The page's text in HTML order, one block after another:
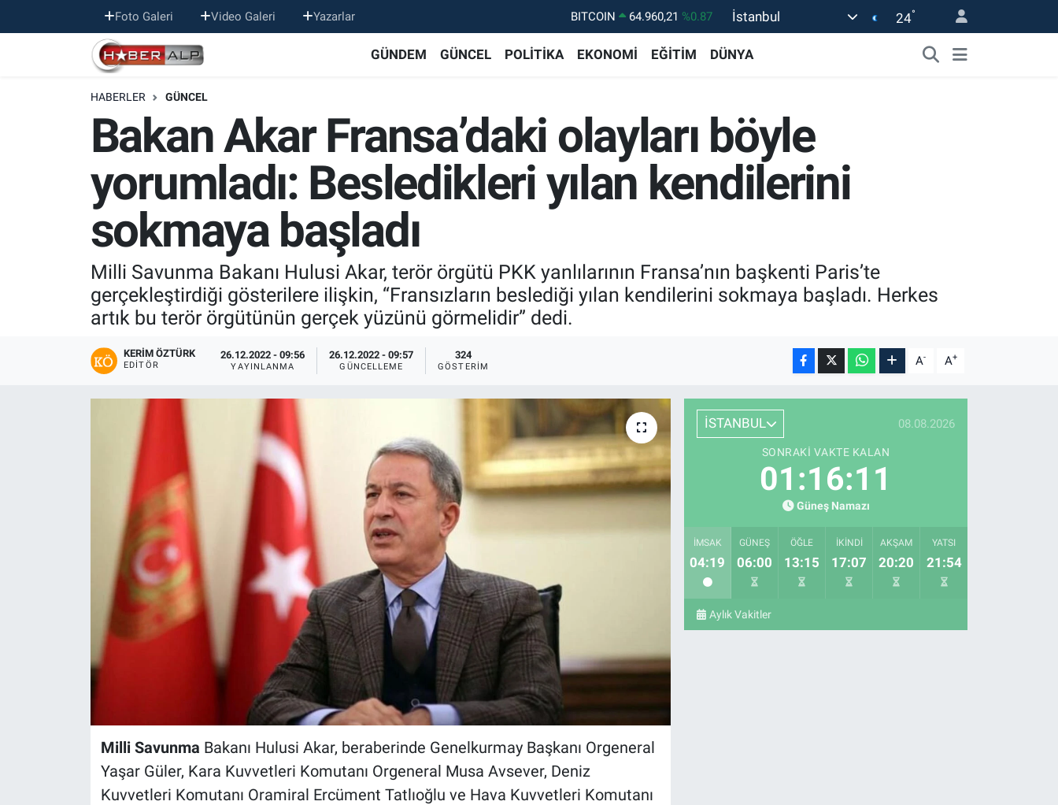
Foto Galeri Video Galeri Yazarlar DOLAR 47,7436 %0.18
55,2510
%0.32
BİST100
13.779 %-14
64.960,21
İstanbul 24°
GÜNDEM GÜNCEL POLİTİKA EKONOMİ EĞİTİM DÜNYA
HABERLER GÜNCEL
Bakan Akar Fransa’daki olayları böyle
yorumladı: Besledikleri yılan kendilerini
sokmaya başladı
Milli Savunma Bakanı Hulusi Akar, terör örgütü PKK yanlılarının Fransa’nın başkenti Paris’te
gerçekleştirdiği gösterilere ilişkin, “Fransızların beslediği yılan kendilerini sokmaya başladı. Herkes
artık bu terör örgütünün gerçek yüzünü görmelidir” dedi.
KERIM ÖZTÜRK
EDITÖR
26.12.2022 - 09:56
YAYINLANMA
26.12.2022 - 09:57
GÜNCELLEME
324
GÖSTERIM A- A+
Milli Savunma Bakanı Hulusi Akar, beraberinde Genelkurmay Başkanı Orgeneral
Yaşar Güler, Kara Kuvvetleri Komutanı Orgeneral Musa Avsever, Deniz
Kuvvetleri Komutanı Oramiral Ercüment Tatlıoğlu ve Hava Kuvvetleri Komutanı
İSTANBUL 08.08.2026
SONRAKI VAKTE KALAN
01:16:10
Güneş Namazı
İMSAK
04:19
GÜNEŞ
06:00
ÖĞLE
13:15
İKINDI
17:07
AKŞAM
20:20
YATSI
21:54
Aylık Vakitler
Nöbetçi Eczaneler
Hava Durumu
Trafik Durumu
Süper Lig Puan Durumu ve Fikstür
Tüm Manşetler
Son Dakika Haberleri
Haber Arşivi